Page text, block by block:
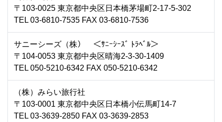
〒103-0025 東京都中央区日本橋茅場町2-17-5-302
TEL 03-6810-7535 FAX 03-6810-7536
サニーシーズ（株） ＜ｻﾆｰｼｰｽﾞ ﾄﾗﾍﾞﾙ＞
〒104-0053 東京都中央区晴海2-3-30-1409
TEL 050-5210-6342 FAX 050-5210-6342
（株）みらい旅行社
〒103-0001 東京都中央区日本橋小伝馬町14-7
TEL 03-3639-2850 FAX 03-3639-2853